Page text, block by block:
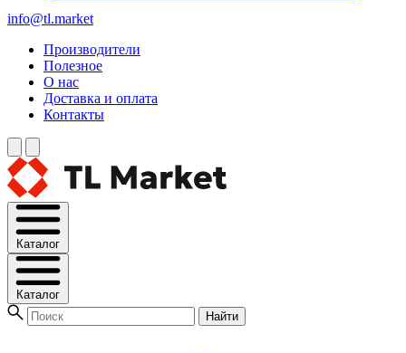
info@tl.market
Производители
Полезное
О нас
Доставка и оплата
Контакты
Каталог
Каталог
Найти